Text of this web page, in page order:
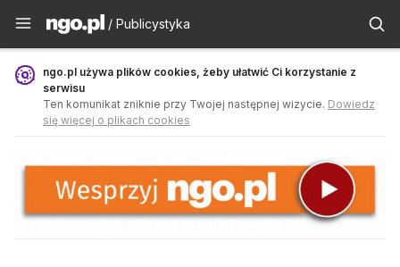
Publicystyka - ngo.pl
/ Publicystyka
ngo.pl używa plików cookies, żeby ułatwić Ci korzystanie z
serwisu
Ten komunikat zniknie przy Twojej następnej wizycie. Dowiedz
się więcej o plikach cookies